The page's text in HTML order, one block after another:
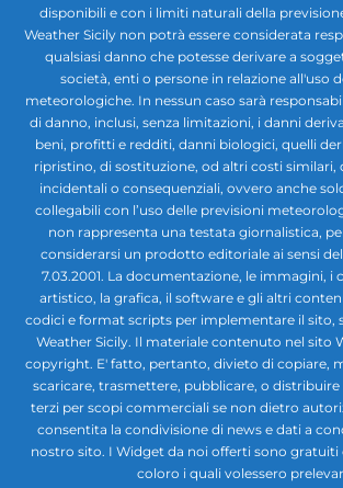
disponibili e con i limiti naturali della
Weather Sicily non potrà essere considerata
qualsiasi danno che potesse derivare a
società, enti o persone in relazione all'uso
meteorologiche. In nessun caso sarà
di danno, inclusi, senza limitazioni, i danni
beni, profitti e redditi, danni biologici, quelli
ripristino, di sostituzione, od altri costi
incidentali o consequenziali, ovvero anche
collegabili con l’uso delle previsioni
non rappresenta una testata giornalistica,
considerarsi un prodotto editoriale ai sensi
7.03.2001. La documentazione, le immagini, i
artistico, la grafica, il software e gli altri
codici e format scripts per implementare il sito,
Weather Sicily. Il materiale contenuto nel sito
copyright. E' fatto, pertanto, divieto di copiare,
scaricare, trasmettere, pubblicare, o distribuire
terzi per scopi commerciali se non dietro
consentita la condivisione di news e dati a
nostro sito. I Widget da noi offerti sono
coloro i quali volessero